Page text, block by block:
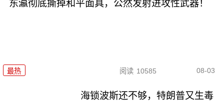
东瀛彻底撕掉和平面具，公然发射进攻性武器！
最热 阅读 10585 08-03
海锁波斯还不够，特朗普又生毒